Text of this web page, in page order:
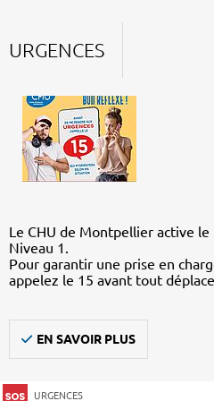
URGENCES
Le CHU de Montpellier active
Niveau 1.
Pour garantir une prise en
appelez le 15 avant tout
EN SAVOIR PLUS
URGENCES